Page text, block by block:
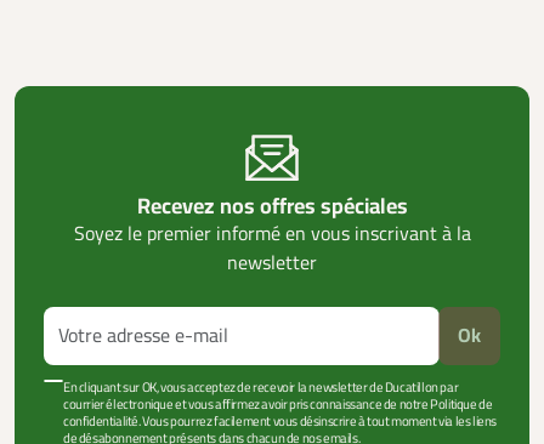
Recevez nos offres spéciales
Soyez le premier informé en vous inscrivant à la
newsletter
Ok
En cliquant sur OK, vous acceptez de recevoir la newsletter de Ducatillon par
courrier électronique et vous affirmez avoir pris connaissance de notre Politique de
confidentialité. Vous pourrez facilement vous désinscrire à tout moment via les liens
de désabonnement présents dans chacun de nos emails.